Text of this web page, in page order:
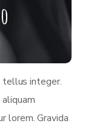
tellus integer.
lorem. Gravida